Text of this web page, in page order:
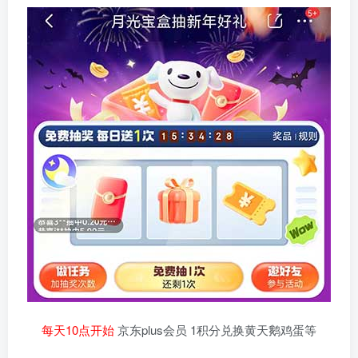
每天10点开始京东plus会员 1积分兑换黄天鹅鸡蛋等